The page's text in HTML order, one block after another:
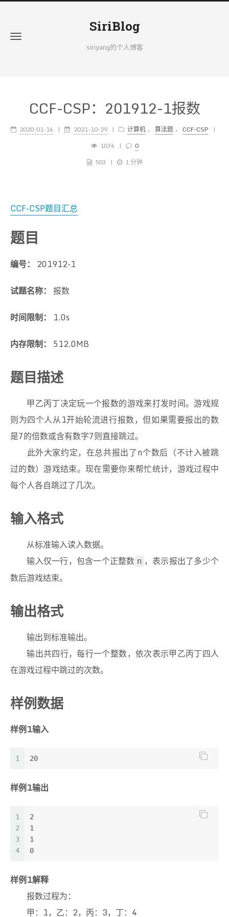
SiriBlog
siriyang的个人博客
CCF-CSP：201912-1报数
2020-01-16 2021-10-29 计算机 ， 算法题 ， CCF-CSP
1074
0
503
1 分钟
CCF-CSP题目汇总
题目
编号： 201912-1
试题名称： 报数
时间限制：
1.0s
内存限制： 512.0MB
题目描述
甲乙丙丁决定玩一个报数的游戏来打发时间。游戏规
则为四个人从1开始轮流进行报数，但如果需要报出的数
是7的倍数或含有数字7则直接跳过。
此外大家约定，在总共报出了n个数后（不计入被跳
过的数）游戏结束。现在需要你来帮忙统计，游戏过程中
每个人各自跳过了几次。
输入格式
从标准输入读入数据。
输入仅一行，包含一个正整数 n ，表示报出了多少个
数后游戏结束。
输出格式
输出到标准输出。
输出共四行，每行一个整数，依次表示甲乙丙丁四人
在游戏过程中跳过的次数。
样例数据
样例1输入
1 20
样例1输出
1
2
3
4
2
1
1
0
样例1解释
报数过程为：
甲：1，乙：2，丙：3，丁：4